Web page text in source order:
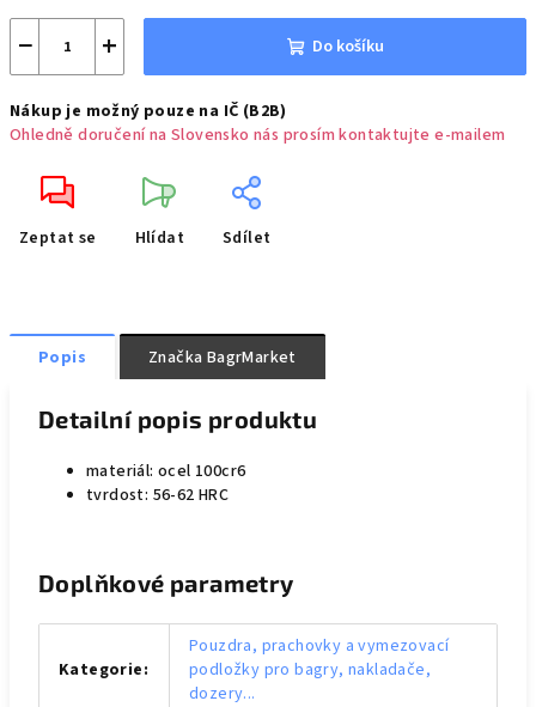
+
− Do košíku
Nákup je možný pouze na IČ (B2B)
Ohledně doručení na Slovensko nás prosím kontaktujte e-mailem
Zeptat se Hlídat Sdílet
Popis Značka BagrMarket
Detailní popis produktu
materiál: ocel 100cr6
tvrdost: 56-62 HRC
Doplňkové parametry
Kategorie:
Pouzdra, prachovky a vymezovací
podložky pro bagry, nakladače,
dozery...